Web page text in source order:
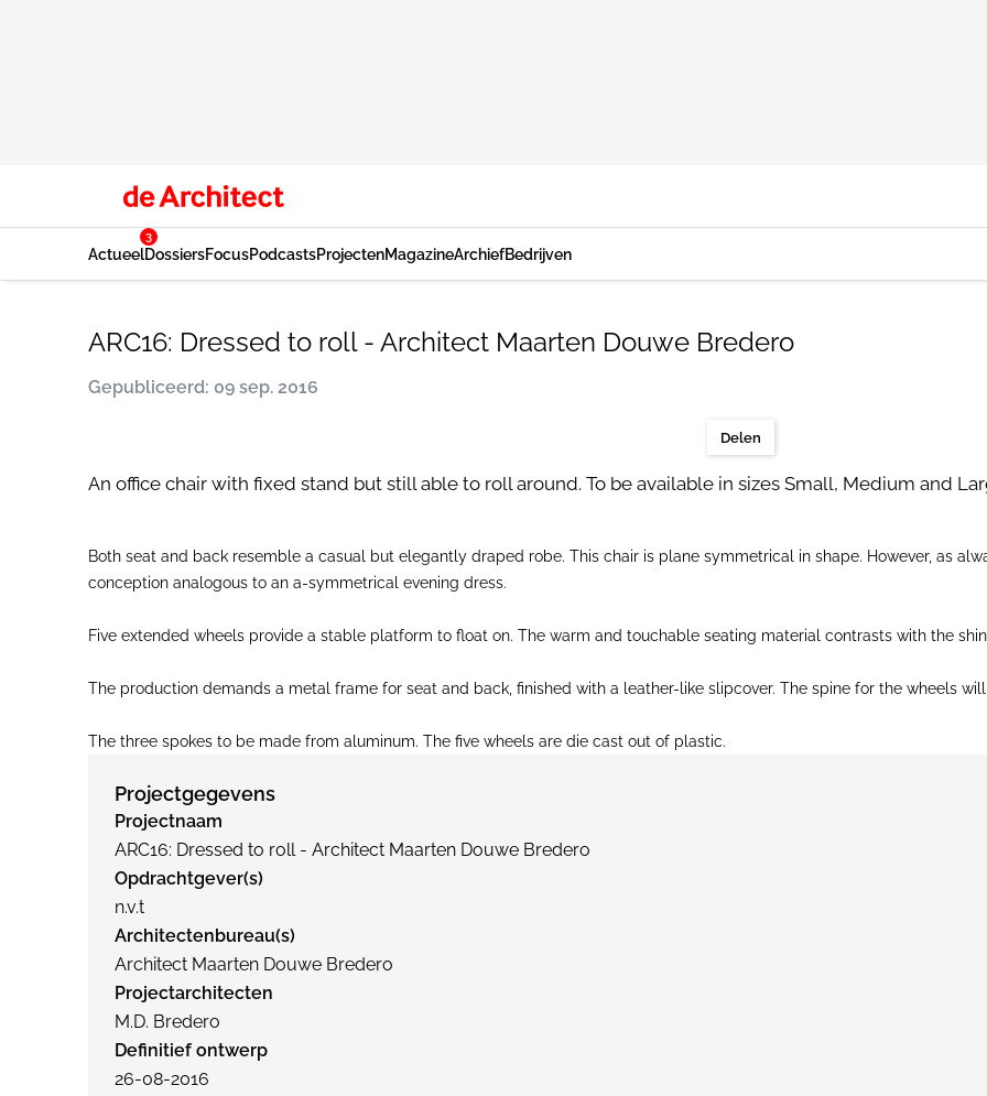
Actueel
3
DossiersFocusPodcastsProjectenMagazineArchiefBedrijven
ARC16: Dressed to roll - Architect Maarten Douwe Bredero
Gepubliceerd: 09 sep. 2016
Delen
An office chair with fixed stand but still able to roll around. To be available in sizes Small, Medium and
Both seat and back resemble a casual but elegantly draped robe. This chair is plane symmetrical in shape. However, as
conception analogous to an a-symmetrical evening dress.
Five extended wheels provide a stable platform to float on. The warm and touchable seating material contrasts with the
The production demands a metal frame for seat and back, finished with a leather-like slipcover. The spine for the wheels
The three spokes to be made from aluminum. The five wheels are die cast out of plastic.
Projectgegevens
Projectnaam
ARC16: Dressed to roll - Architect Maarten Douwe Bredero
Opdrachtgever(s)
n.v.t
Architectenbureau(s)
Architect Maarten Douwe Bredero
Projectarchitecten
M.D. Bredero
Definitief ontwerp
26-08-2016